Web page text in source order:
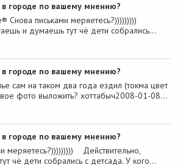
городе по вашему мнению?
Снова письками меряетесь?)))))))))
и думаешь тут чё дети собрались…
городе по вашему мнению?
сам на таком два года ездил (токма цвет
фото выложить? хоттабыч2008-01-08…
городе по вашему мнению?
меряетесь?))))))))) Действительно,
чё дети собрались с детсада. У кого…